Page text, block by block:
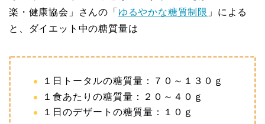
楽・健康協会」さんの「 ゆるやかな糖質制限 」による
と、ダイエット中の糖質量は
１日トータルの糖質量：７０～１３０ｇ
１食あたりの糖質量：２０～４０ｇ
１日のデザートの糖質量：１０ｇ